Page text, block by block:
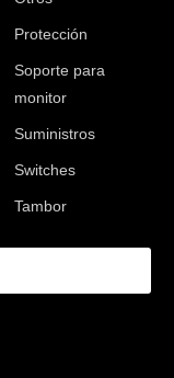
Protección
Soporte para
monitor
Suministros
Switches
Tambor